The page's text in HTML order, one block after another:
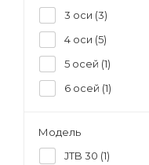
8 000 000 - 8
руб (1
8 500 000 - 9
3 оси (3)
4 оси (5)
5 осей (1)
6 осей (1)
Модель
JTB 30 (1)